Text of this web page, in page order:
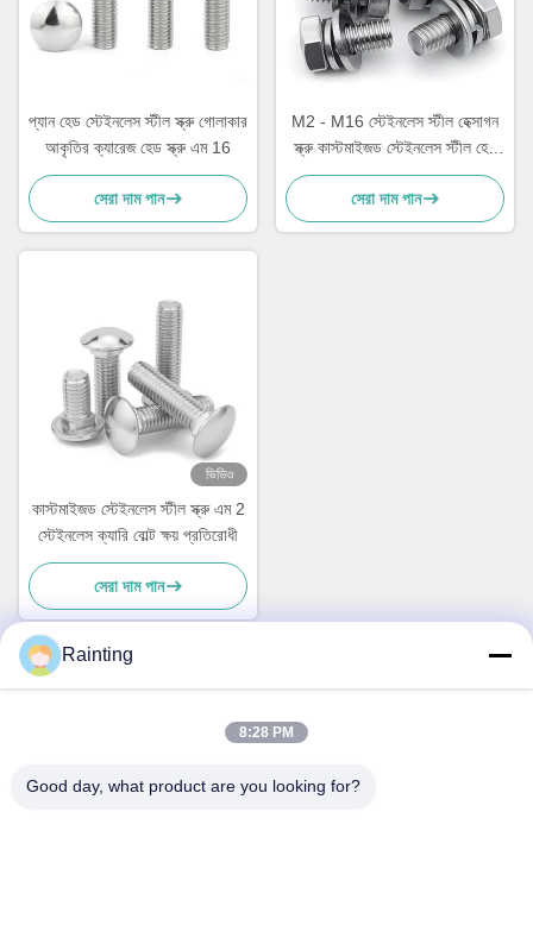
প্যান হেড স্টেইনলেস স্টীল স্ক্রু গোলাকার
আকৃতির ক্যারেজ হেড স্ক্রু এম 16
সেরা দাম পান
M2 - M16 স্টেইনলেস স্টীল হেক্সাগন
স্ক্রু কাস্টমাইজড স্টেইনলেস স্টীল হেক্স
হেড বোল্ট
সেরা দাম পান
ভিডিও
কাস্টমাইজড স্টেইনলেস স্টীল স্ক্রু এম 2
স্টেইনলেস ক্যারি বোল্ট ক্ষয় প্রতিরোধী
সেরা দাম পান
ঠিকানা
Rainting
8:28 PM
Good day, what product are you looking for?